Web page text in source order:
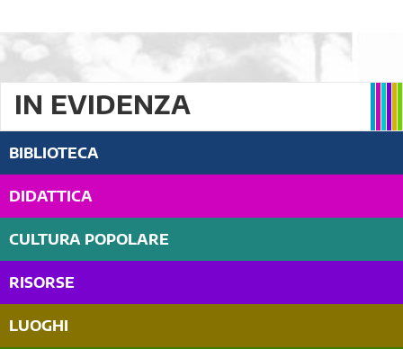
IN EVIDENZA
BIBLIOTECA
DIDATTICA
CULTURA POPOLARE
RISORSE
LUOGHI